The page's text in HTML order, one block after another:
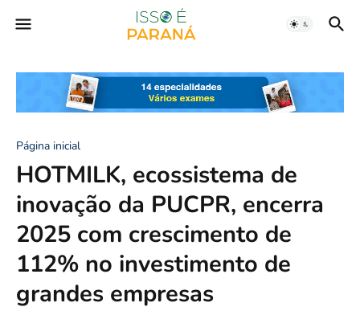
Página inicial
HOTMILK, ecossistema de
inovação da PUCPR, encerra
2025 com crescimento de
112% no investimento de
grandes empresas